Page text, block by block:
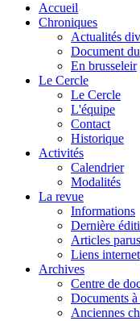
Accueil
Chroniques
Actualités
Document
En brusseleir
Le Cercle
Le Cercle
L'équipe
Contact
Historique
Activités
Calendrier
Modalités
La revue
Informations
Dernière
Articles parus
Liens internet
Archives
Centre de
Documents
Anciennes